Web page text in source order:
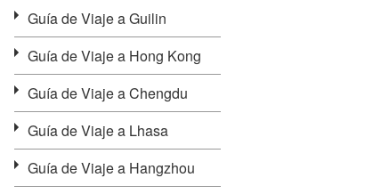
Guía de Viaje a Guilin
Guía de Viaje a Hong Kong
Guía de Viaje a Chengdu
Guía de Viaje a Lhasa
Guía de Viaje a Hangzhou